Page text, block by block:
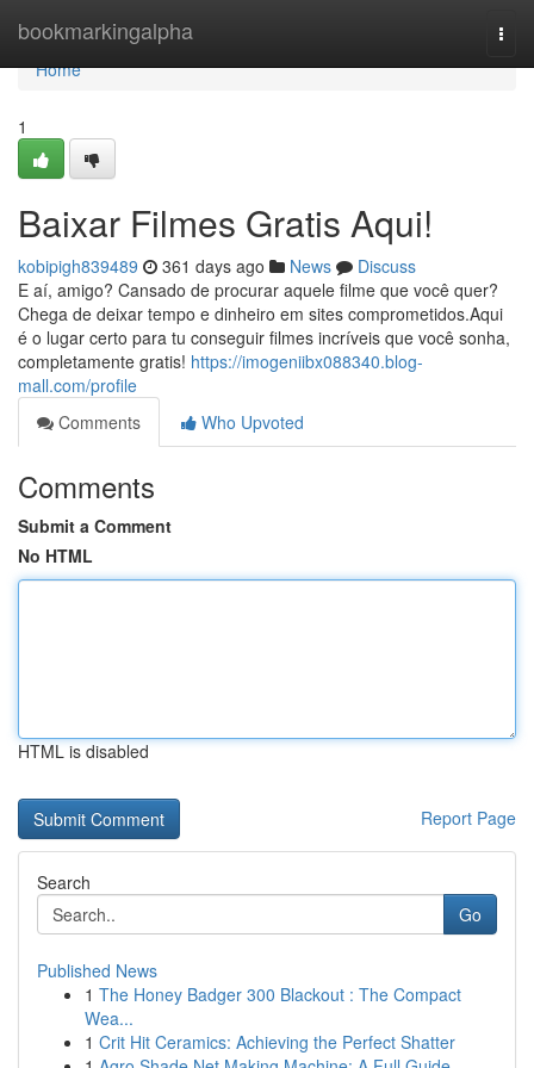
bookmarkingalpha
Home
Home
1
Baixar Filmes Gratis Aqui!
kobipigh839489 361 days ago News
Discuss
E aí, amigo? Cansado de procurar aquele filme que você quer?
Chega de deixar tempo e dinheiro em sites comprometidos.Aqui
é o lugar certo para tu conseguir filmes incríveis que você sonha,
completamente gratis! https://imogeniibx088340.blog-
mall.com/profile
Comments
Who Upvoted
Comments
Submit a Comment
No HTML
HTML is disabled
Report Page
Search
Go
Published News
1 The Honey Badger 300 Blackout : The Compact
Wea...
1 Crit Hit Ceramics: Achieving the Perfect Shatter